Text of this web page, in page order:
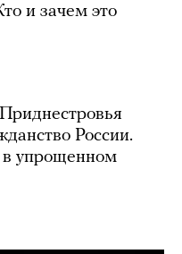
и зачем это
России.
упрощенном